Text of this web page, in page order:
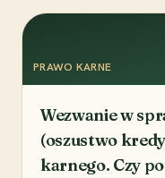
PRAWO KARNE
Wezwanie w
(oszustwo
karnego. Czy